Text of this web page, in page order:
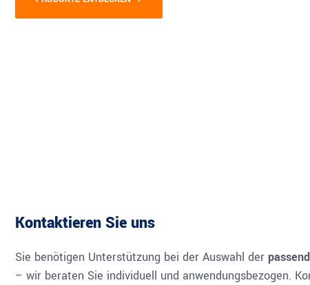
Kontaktieren Sie uns
Sie benötigen Unterstützung bei der Auswahl der
– wir beraten Sie individuell und anwendungsbezogen.